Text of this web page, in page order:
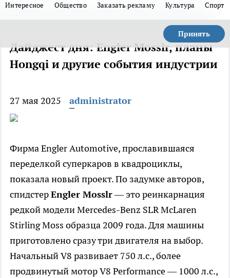
Интересное Общество Заказать рекламу Культура Спорт
Принять
Дайджест дня: Engler Mosslr, планы
Hongqi и другие события индустрии
27 мая 2025 administrator
Фирма Engler Automotive, прославившаяся
переделкой суперкаров в квадроциклы,
показала новый проект. По задумке авторов,
спидстерEngler Mosslr— это реинкарнация
редкой модели Mercedes-Benz SLR McLaren
Stirling Moss образца 2009 года. Для машины
приготовлено сразу три двигателя на выбор.
Начальный V8 развивает 750 л.с., более
продвинутый мотор V8 Performance — 1000 л.с.,